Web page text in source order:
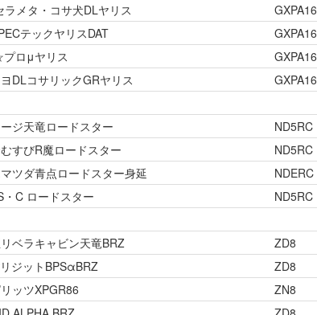
ラメタ・コサ犬DLヤリス GXPA16
テックヤリスDAT GXPA16
ロμヤリス GXPA16
DLコサリックGRヤリス GXPA16
ジ天竜ロードスター ND5RC
すびR魔ロードスター ND5RC
ツダ青点ロードスター身延 NDERC
・C ロードスター ND5RC
ベラキャビン天竜BRZ ZD8
ジットBPSαBRZ ZD8
ッツXPGR86 ZN8